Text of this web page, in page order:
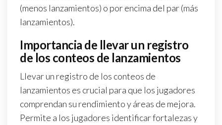
(menos lanzamientos) o por encima del par (más
lanzamientos).
Importancia de llevar un registro
de los conteos de lanzamientos
Llevar un registro de los conteos de
lanzamientos es crucial para que los jugadores
comprendan su rendimiento y áreas de mejora.
Permite a los jugadores identificar fortalezas y